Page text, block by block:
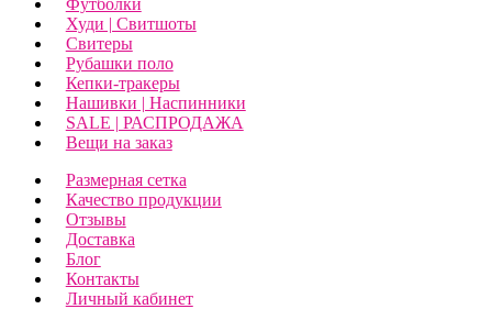
Футболки
Худи | Свитшоты
Свитеры
Рубашки поло
Кепки-тракеры
Нашивки | Наспинники
SALE | РАСПРОДАЖА
Вещи на заказ
Размерная сетка
Качество продукции
Отзывы
Доставка
Блог
Контакты
Личный кабинет